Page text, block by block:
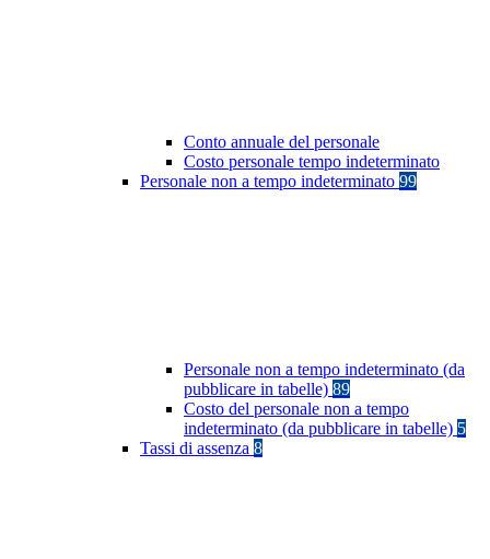
Conto annuale del personale
Costo personale tempo indeterminato
Personale non a tempo indeterminato 99
Personale non a tempo indeterminato (da
pubblicare in tabelle) 89
Costo del personale non a tempo
indeterminato (da pubblicare in tabelle) 5
Tassi di assenza 8